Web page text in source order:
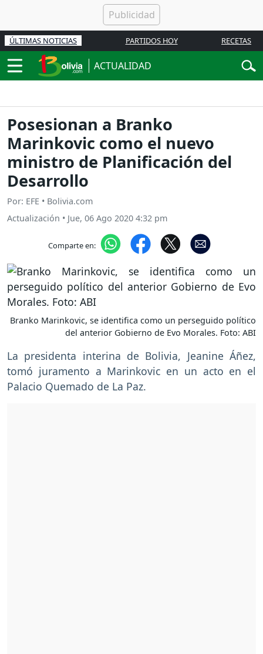
ÚLTIMAS NOTICIAS PARTIDOS HOY RECETAS
ACTUALIDAD
Posesionan a Branko
Marinkovic como el nuevo
ministro de Planificación del
Desarrollo
Por: EFE • Bolivia.com
Actualización • Jue, 06 Ago 2020 4:32 pm
Comparte en:
Branko Marinkovic, se identifica como un perseguido político
del anterior Gobierno de Evo Morales. Foto: ABI
La presidenta interina de Bolivia, Jeanine Áñez,
tomó juramento a Marinkovic en un acto en el
Palacio Quemado de La Paz.